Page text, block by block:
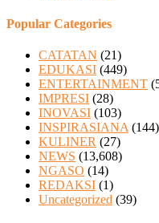
Popular Categories
CATATAN (21)
EDUKASI (449)
ENTERTAINMENT
IMPRESI (28)
INOVASI (103)
INSPIRASIANA (144)
KULINER (27)
NEWS (13,608)
NGASO (14)
REDAKSI (1)
Uncategorized (39)